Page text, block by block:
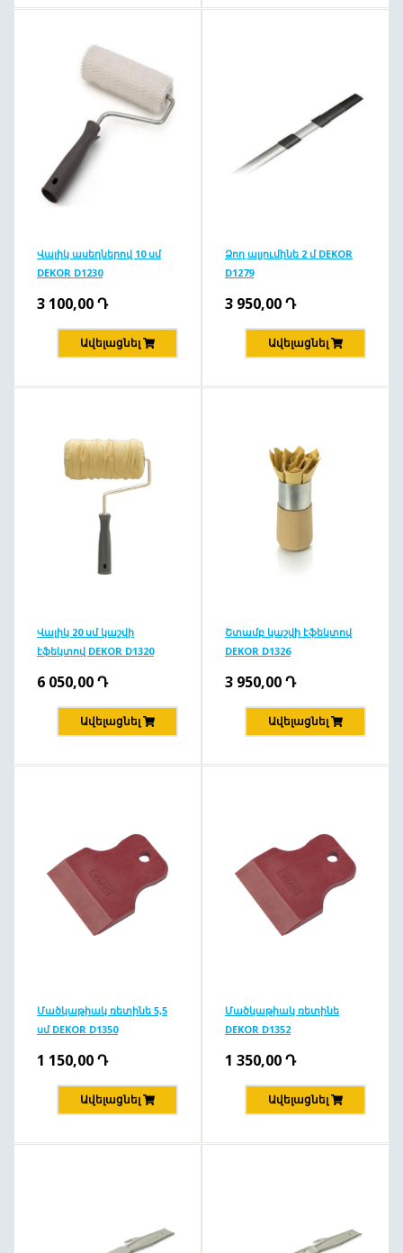
Վալիկ ասեղներով 10 սմ
DEKOR D1230
3 100,00Դ
Ավելացնել
Ձող ալյումինե 2 մ DEKOR
D1279
3 950,00Դ
Ավելացնել
Վալիկ 20 սմ կաշվի
էֆեկտով DEKOR D1320
6 050,00Դ
Ավելացնել
Շտամբ կաշվի էֆեկտով
DEKOR D1326
3 950,00Դ
Ավելացնել
Մածկաթիակ ռետինե 5,5
սմ DEKOR D1350
1 150,00Դ
Ավելացնել
Մածկաթիակ ռետինե
DEKOR D1352
1 350,00Դ
Ավելացնել